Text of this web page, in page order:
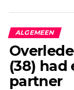
ALGEMEEN
(38)
partner